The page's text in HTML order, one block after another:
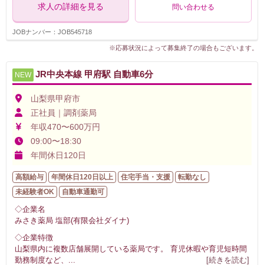
求人の詳細を見る 問い合わせる
JOBナンバー：JOB545718
※応募状況によって募集終了の場合もございます。
NEW JR中央本線 甲府駅 自動車6分
山梨県甲府市
正社員｜調剤薬局
年収470〜600万円
09:00〜18:30
年間休日120日
高額給与 年間休日120日以上 住宅手当・支援
転勤なし
未経験者OK
自動車通勤可
◇企業名
みさき薬局 塩部(有限会社ダイナ)
◇企業特徴
山梨県内に複数店舗展開している薬局です。 育児休暇や育児短時間
勤務制度など、
[続きを読む]